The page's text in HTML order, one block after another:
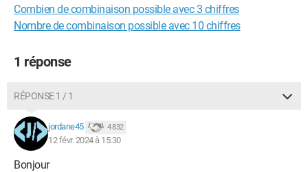
Combien de combinaison possible avec 3 chiffres
Nombre de combinaison possible avec 10 chiffres
1 réponse
RÉPONSE 1 / 1
jordane45 4 832
12 févr. 2024 à 15:30
Bonjour